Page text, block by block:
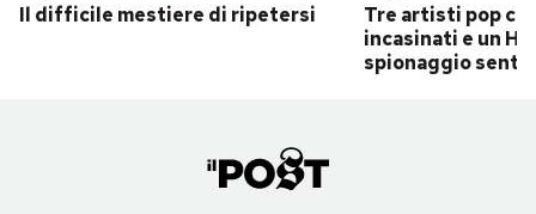
Il difficile mestiere di ripetersi
Tre artisti pop
incasinati e un
spionaggio